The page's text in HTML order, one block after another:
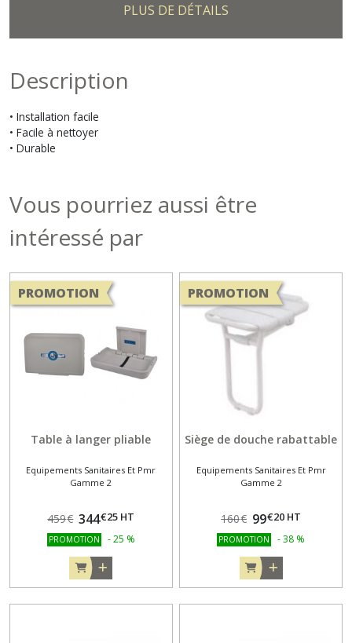
PLUS DE DÉTAILS
Description
• Installation facile
• Facile à nettoyer
• Durable
Vous pourriez aussi être
intéressé par
PROMOTION
Table à langer pliable
Equipements Sanitaires Et Pmr
Gamme 2
459€ 344€25 HT
PROMOTION -25 %
PROMOTION
Siège de douche rabattable
Equipements Sanitaires Et Pmr
Gamme 2
160€ 99€20 HT
PROMOTION -38 %